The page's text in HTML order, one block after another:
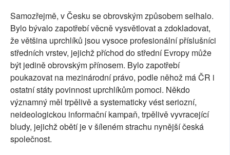
Samozřejmě, v Česku se obrovským způsobem selhalo.
Bylo bývalo zapotřebí věcně vysvětlovat a zdokladovat,
že většina uprchlíků jsou vysoce profesionální příslušníci
středních vrstev, jejichž příchod do střední Evropy může
být jedině obrovským přínosem. Bylo zapotřebí
poukazovat na mezinárodní právo, podle něhož má ČR i
ostatní státy povinnost uprchlíkům pomoci. Někdo
významný měl trpělivě a systematicky vést seriozní,
neideologickou informační kampaň, trpělivě vyvracející
bludy, jejichž obětí je v šíleném strachu nynější česká
společnost.